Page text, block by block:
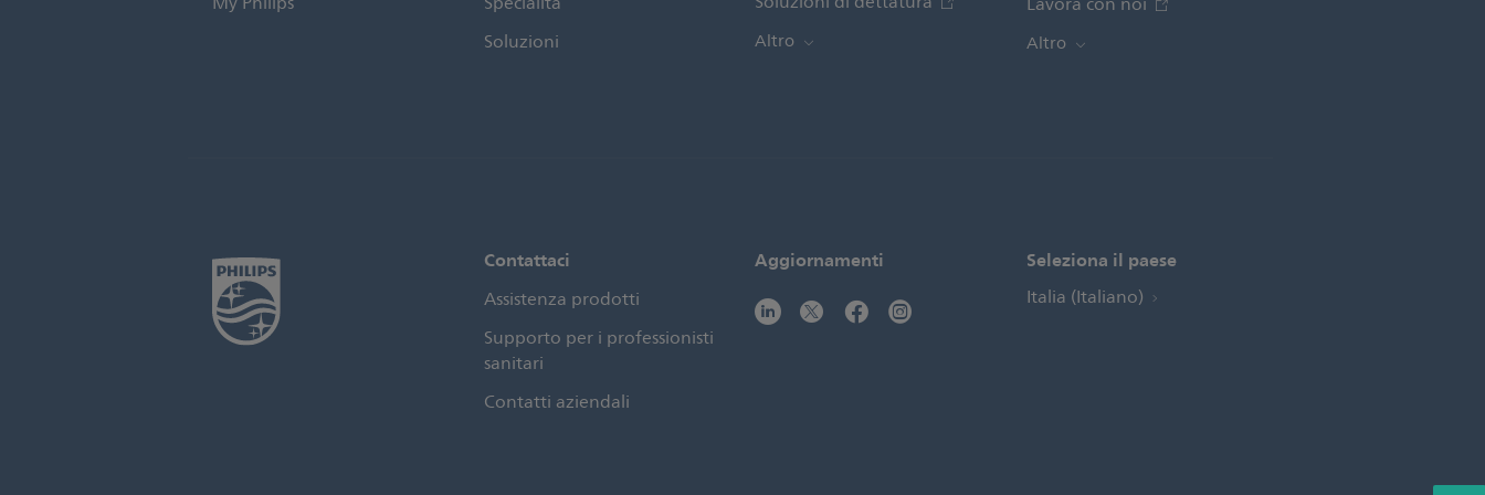
Soluzioni
Altro Altro
Contattaci
Assistenza prodotti
Supporto per i professionisti
sanitari
Contatti aziendali
Aggiornamenti Seleziona il paese
Italia (Italiano)